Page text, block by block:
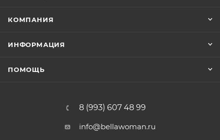
КОМПАНИЯ
ИНФОРМАЦИЯ
ПОМОЩЬ
8 (993) 607 48 99
info@bellawoman.ru